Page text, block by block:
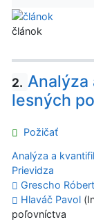
článok
2.
lesných
Požičať
Analýza a
Prievidza
Grescho Róbert
Hlaváč Pavol
poľovníctva